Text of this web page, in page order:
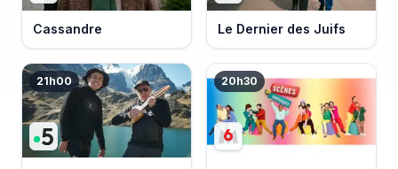
Cassandre Le Dernier des Juifs
21h00 20h30